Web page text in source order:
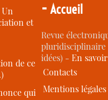
et
de ce
qui
-Accueil
Revue
idées) -En
Contacts
Mentions légales